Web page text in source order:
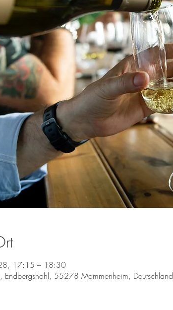
17:15 – 18:30
Endbergshohl, 55278 Mommenheim, Deutschland